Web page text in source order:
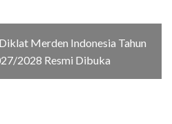
Merden Indonesia Tahun
2028 Resmi Dibuka